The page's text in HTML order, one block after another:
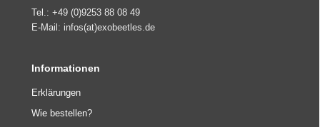
Tel.: +49 (0)9253 88 08 49
E-Mail: infos(at)exobeetles.de
Informationen
Erklärungen
Wie bestellen?